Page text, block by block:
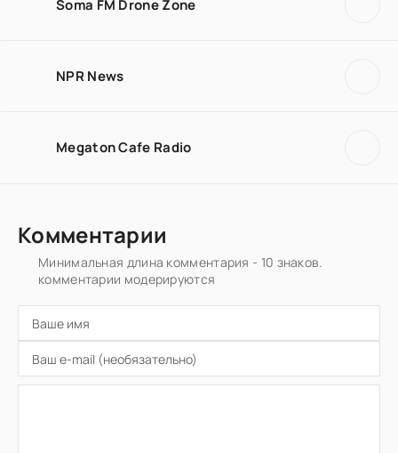
Soma FM Drone Zone
NPR News
Megaton Cafe Radio
Комментарии
Минимальная длина комментария - 10 знаков.
комментарии модерируются